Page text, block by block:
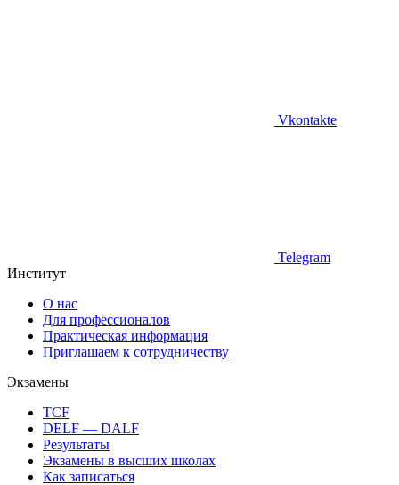
Vkontakte
Telegram
Институт
О нас
Для профессионалов
Практическая информация
Приглашаем к сотрудничеству
Экзамены
TCF
DELF — DALF
Результаты
Экзамены в высших школах
Как записаться